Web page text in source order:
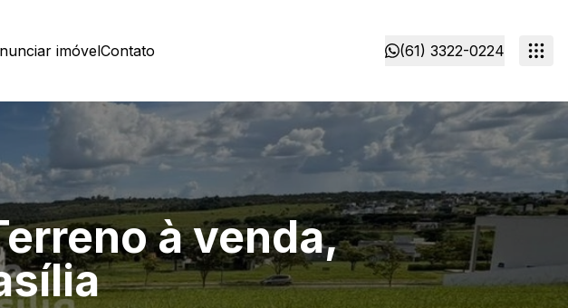
imóvelContato (61) 3322-0224
à venda,